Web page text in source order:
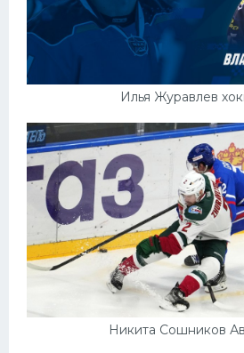
Илья Журавлев
Никита Сошников